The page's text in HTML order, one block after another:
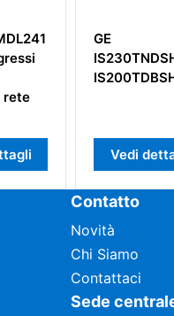
dettagli
Moduli
discreti
Vedi
Contatto
Novità
Chi Siamo
Contattaci
Sede